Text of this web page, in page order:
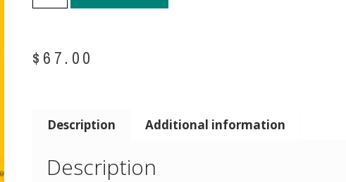
$ 67.00
Description Additional information
Description